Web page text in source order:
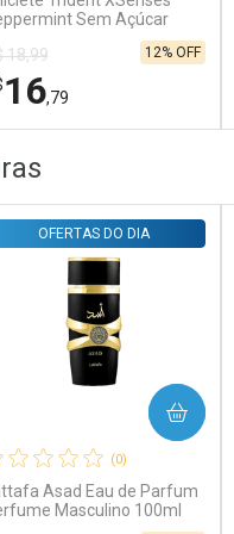
Sem Açúcar
18,99
16,79
12% OFF
sem Desconto
R$ 16,79/cada
Menos
sem Desconto
R$ 16,79/cada
(0)
Asad Eau de Parfum
Masculino 100ml
OFERTAS DO DIA
COMPRAR